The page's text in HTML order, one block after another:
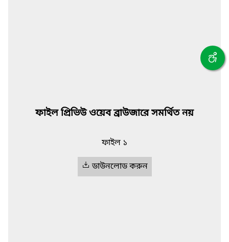
ফাইল প্রিভিউ ওয়েব ব্রাউজারে সমর্থিত নয়
ফাইল ১
ডাউনলোড করুন